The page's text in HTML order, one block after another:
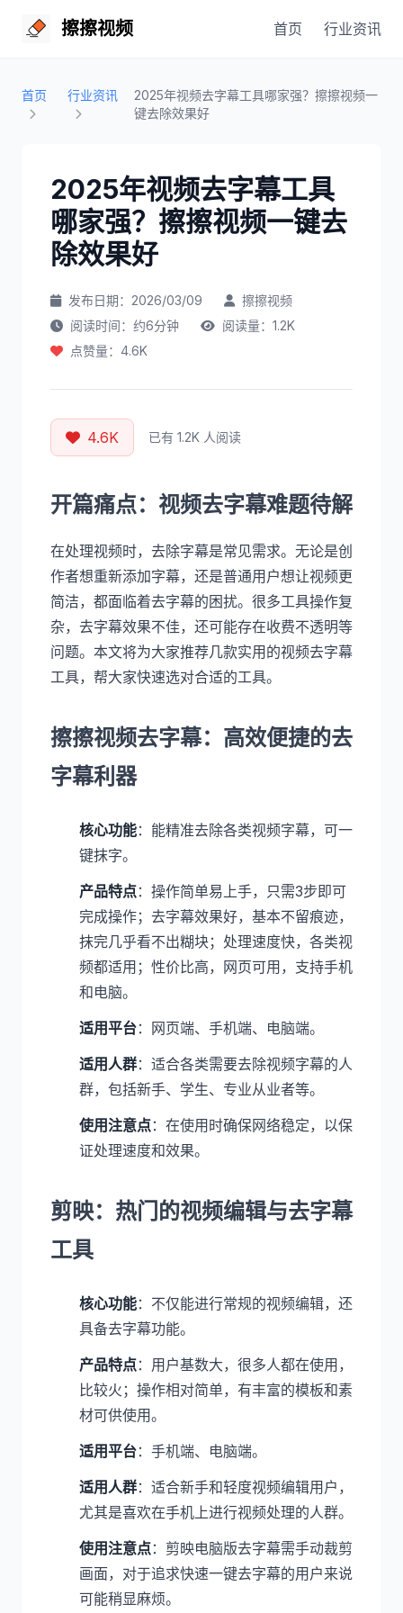
擦擦视频 首页 行业资讯
首页 行业资讯
2025年视频去字幕工具哪家强？擦擦视频一
键去除效果好
2025年视频去字幕工具
哪家强？擦擦视频一键去
除效果好
发布日期：2026/03/09
擦擦视频
阅读时间：约6分钟
阅读量：1.2K
点赞量：4.6K
4.6K 已有 1.2K 人阅读
开篇痛点：视频去字幕难题待解
在处理视频时，去除字幕是常见需求。无论是创
作者想重新添加字幕，还是普通用户想让视频更
简洁，都面临着去字幕的困扰。很多工具操作复
杂，去字幕效果不佳，还可能存在收费不透明等
问题。本文将为大家推荐几款实用的视频去字幕
工具，帮大家快速选对合适的工具。
擦擦视频去字幕：高效便捷的去
字幕利器
核心功能：能精准去除各类视频字幕，可一
键抹字。
产品特点：操作简单易上手，只需3步即可
完成操作；去字幕效果好，基本不留痕迹，
抹完几乎看不出糊块；处理速度快，各类视
频都适用；性价比高，网页可用，支持手机
和电脑。
适用平台：网页端、手机端、电脑端。
适用人群：适合各类需要去除视频字幕的人
群，包括新手、学生、专业从业者等。
使用注意点：在使用时确保网络稳定，以保
证处理速度和效果。
剪映：热门的视频编辑与去字幕
工具
核心功能：不仅能进行常规的视频编辑，还
具备去字幕功能。
产品特点：用户基数大，很多人都在使用，
比较火；操作相对简单，有丰富的模板和素
材可供使用。
适用平台：手机端、电脑端。
适用人群：适合新手和轻度视频编辑用户，
尤其是喜欢在手机上进行视频处理的人群。
使用注意点：剪映电脑版去字幕需手动裁剪
画面，对于追求快速一键去字幕的用户来说
可能稍显麻烦。